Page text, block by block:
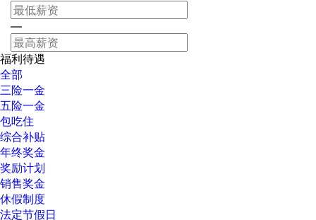
—
福利待遇
全部
三险一金
五险一金
包吃住
综合补贴
年终奖金
奖励计划
销售奖金
休假制度
法定节假日